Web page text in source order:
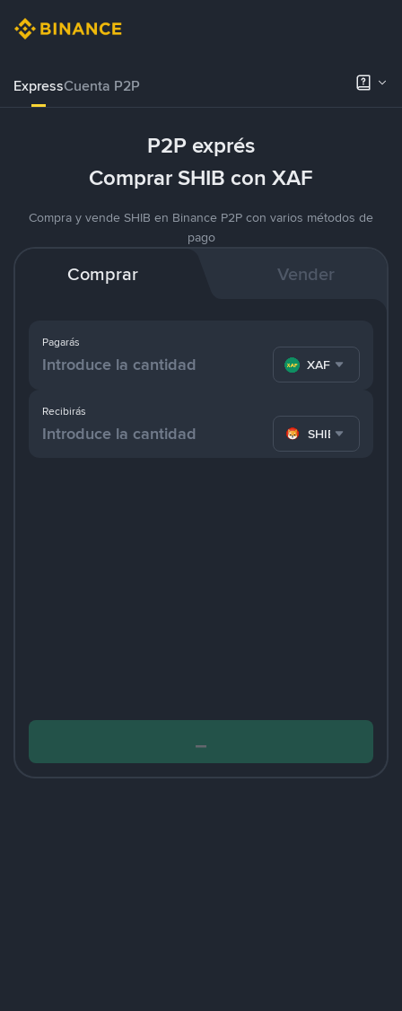
ExpressCuenta P2P
P2P exprés
Comprar SHIB con XAF
Compra y vende SHIB en Binance P2P con varios métodos de
pago
Comprar Vender
Pagarás
XAF
Recibirás
SHIB